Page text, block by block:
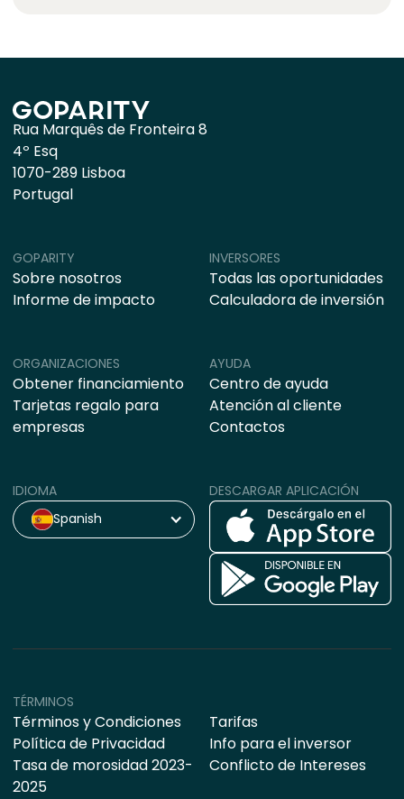
Rua Marquês de Fronteira 8
4º Esq
1070-289 Lisboa
Portugal
ORGANIZACIONES
Obtener financiamiento
Tarjetas regalo para
empresas
AYUDA
Centro de ayuda
Atención al cliente
Contactos
GOPARITY
Sobre nosotros
Informe de impacto
INVERSORES
Todas las oportunidades
Calculadora de inversión
IDIOMA
Spanish
DESCARGAR APLICACIÓN
TÉRMINOS
Términos y Condiciones
Política de Privacidad
Tasa de morosidad 2023-
2025
Tarifas
Info para el inversor
Conflicto de Intereses